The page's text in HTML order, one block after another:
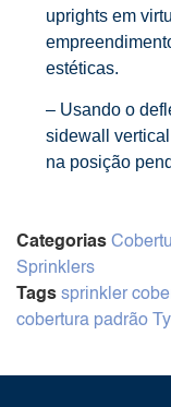
uprights em
estéticas.
– Usando o
sidewall
na posição
Categorias
Sprinklers
Tags sprinkler
cobertura padrão